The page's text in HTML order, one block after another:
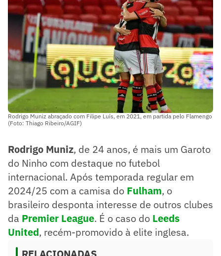
Rodrigo Muniz abraçado com Filipe Luís, em 2021, em partida pelo Flamengo
(Foto: Thiago Ribeiro/AGIF)
Rodrigo Muniz, de 24 anos, é mais um Garoto
do Ninho com destaque no futebol
internacional. Após temporada regular em
2024/25 com a camisa do Fulham, o
brasileiro desponta interesse de outros clubes
da Premier League. É o caso do Leeds
United, recém-promovido à elite inglesa.